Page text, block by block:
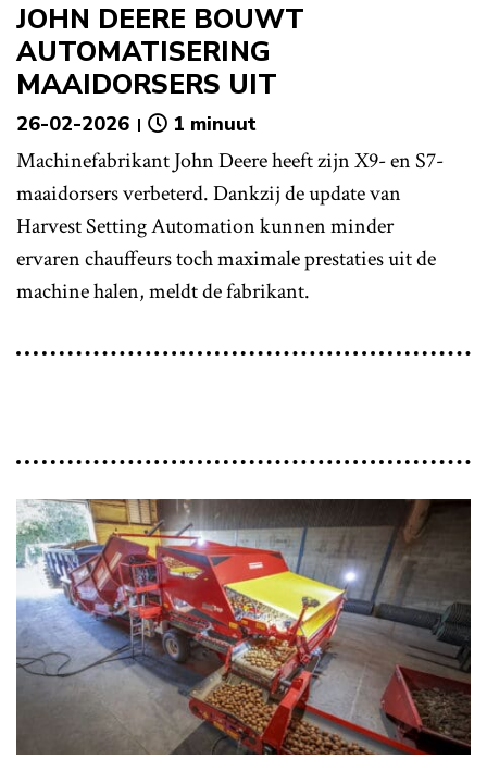
JOHN DEERE BOUWT
AUTOMATISERING
MAAIDORSERS UIT
26-02-2026 1 minuut
Machinefabrikant John Deere heeft zijn X9- en S7-
maaidorsers verbeterd. Dankzij de update van
Harvest Setting Automation kunnen minder
ervaren chauffeurs toch maximale prestaties uit de
machine halen, meldt de fabrikant.